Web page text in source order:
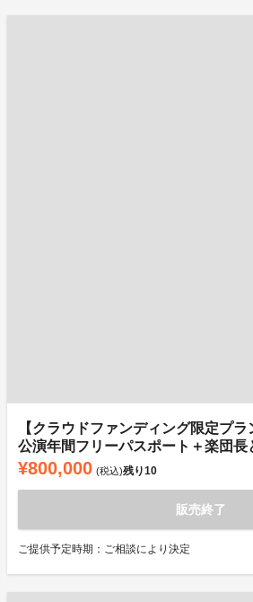
【クラウドファンディング限定プ
公演年間フリーパスポート＋楽団長
¥800,000 (税込)残り10
販売終了
ご提供予定時期：ご相談により決定